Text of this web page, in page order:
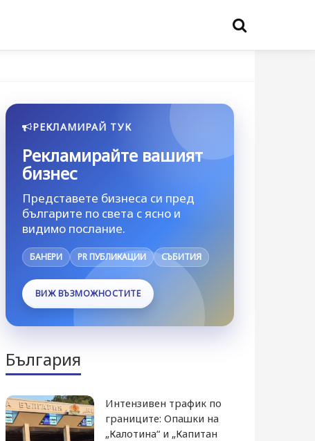
РЕКЛАМИРАЙ ТУК
Рекламирайте вашият
бизнес
Представете бизнеса си пред
българите по света с ясно и
видимо послание.
БАНЕРИ PR ПУБЛИКАЦИИ СЪБИТИЯ
ВИЖ ВЪЗМОЖНОСТИТЕ
България
Интензивен трафик по
границите: Опашки на
„Калотина“ и „Капитан